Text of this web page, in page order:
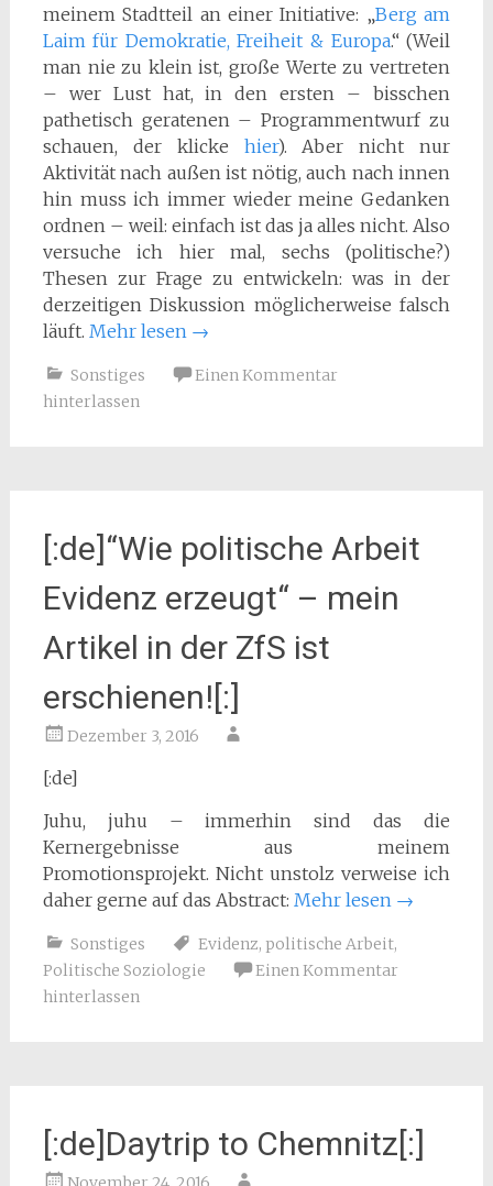
meinem Stadtteil an einer Initiative: „Berg am
Laim für Demokratie, Freiheit & Europa.“ (Weil
man nie zu klein ist, große Werte zu vertreten
– wer Lust hat, in den ersten – bisschen
pathetisch geratenen – Programmentwurf zu
schauen, der klicke hier). Aber nicht nur
Aktivität nach außen ist nötig, auch nach innen
hin muss ich immer wieder meine Gedanken
ordnen – weil: einfach ist das ja alles nicht. Also
versuche ich hier mal, sechs (politische?)
Thesen zur Frage zu entwickeln: was in der
derzeitigen Diskussion möglicherweise falsch
läuft. Mehr lesen →
Sonstiges
Einen Kommentar
hinterlassen
[:de]“Wie politische Arbeit
Evidenz erzeugt“ – mein
Artikel in der ZfS ist
erschienen![:]
Dezember 3, 2016
[:de]
Juhu, juhu – immerhin sind das die
Kernergebnisse aus meinem
Promotionsprojekt. Nicht unstolz verweise ich
daher gerne auf das Abstract: Mehr lesen →
Sonstiges Evidenz, politische Arbeit,
Politische Soziologie
Einen Kommentar
hinterlassen
[:de]Daytrip to Chemnitz[:]
November 24, 2016